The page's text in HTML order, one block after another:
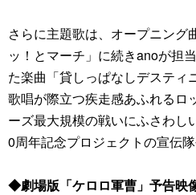
さらに主題歌は、オープニング
ッ！とマーチ」に続きanoが担
た楽曲「貸しっぱなしデスティ
歌唱が際立つ疾走感あふれるロ
ーズ最大規模の戦いにふさわし
0周年記念プロジェクトの宣伝隊
◆劇場版「ケロロ軍曹」予告映